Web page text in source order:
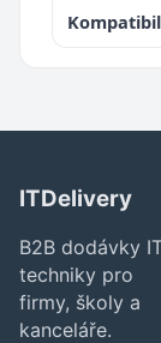
ITDelivery
B2B dodávky
techniky pro
firmy, školy a
kanceláře.